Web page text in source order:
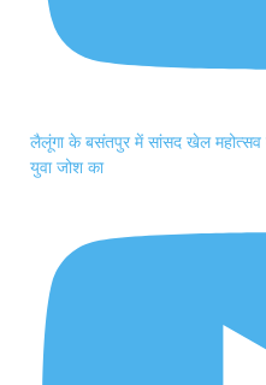
लैलूंगा के बसंतपुर में सांसद खेल महोत्सव
युवा जोश का